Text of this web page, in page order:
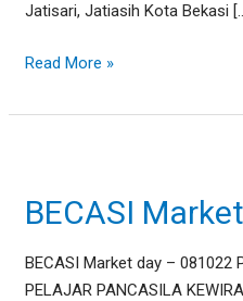
Jatisari, Jatiasih Kota Bekasi
Read More »
BECASI
BECASI Market day – 081022
PELAJAR PANCASILA
day
081022